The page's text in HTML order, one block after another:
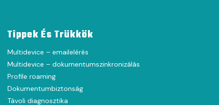
Tippek És Trükkök
Multidevice – emailelérés
Multidevice – dokumentumszinkronizálás
Profile roaming
Dokumentumbiztonság
Távoli diagnosztika